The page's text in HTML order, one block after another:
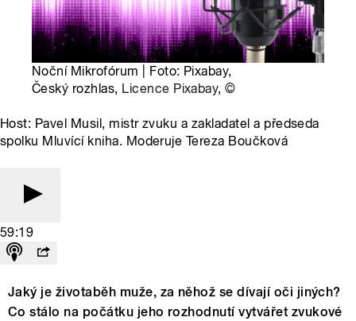
Noční Mikrofórum | Foto: Pixabay,
Český rozhlas, Licence Pixabay,©
Host: Pavel Musil, mistr zvuku a zakladatel a předseda
spolku Mluvící kniha. Moderuje Tereza Boučková
59:19
Jaký je životaběh muže, za něhož se dívají oči jiných?
Co stálo na počátku jeho rozhodnutí vytvářet zvukové